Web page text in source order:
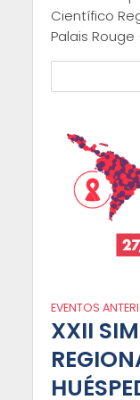
Científico
Palais Rouge
EVENTOS
XXII